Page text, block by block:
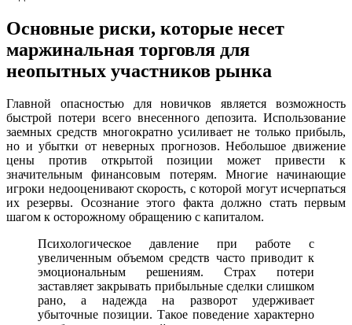
Основные риски, которые несет
маржинальная торговля для
неопытных участников рынка
Главной опасностью для новичков является возможность
быстрой потери всего внесенного депозита. Использование
заемных средств многократно усиливает не только прибыль,
но и убытки от неверных прогнозов. Небольшое движение
цены против открытой позиции может привести к
значительным финансовым потерям. Многие начинающие
игроки недооценивают скорость, с которой могут исчерпаться
их резервы. Осознание этого факта должно стать первым
шагом к осторожному обращению с капиталом.
Психологическое давление при работе с
увеличенным объемом средств часто приводит к
эмоциональным решениям. Страх потери
заставляет закрывать прибыльные сделки слишком
рано, а надежда на разворот удерживает
убыточные позиции. Такое поведение характерно